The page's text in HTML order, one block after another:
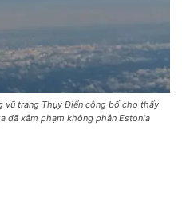
vũ trang Thụy Điển công bố cho thấy
đã xâm phạm không phận Estonia